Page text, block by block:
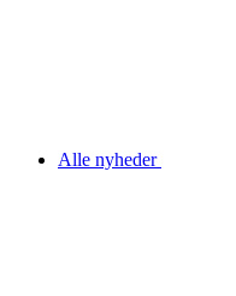
Alle nyheder